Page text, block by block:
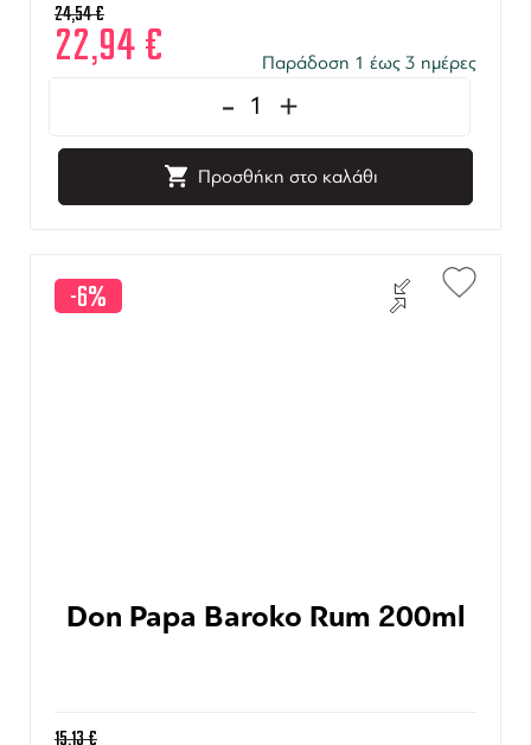
24,54€
22,94€ Παράδοση 1 έως 3 ημέρες
- +
Προσθήκη στο καλάθι
-6%
Don Papa Baroko Rum 200ml
15,13€